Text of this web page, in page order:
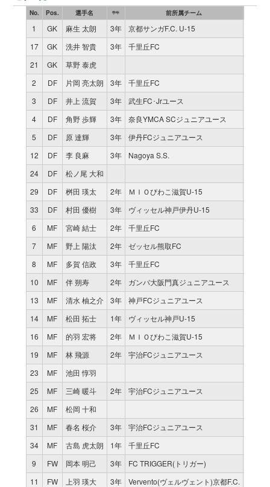
No. Pos. 選手名 学年 前所属チーム
1 GK 麻生 太朗 3年 京都サンガF.C. U-15
17
GK 洗井 智貴 3年 千里丘FC
21
GK 草野 泰虎
2
DF 片岡 亮太朗 3年 千里丘FC
3
DF 井上 流賀 3年 武生FC･Jrユース
4
DF 角野 歩輝 3年 奈良YMCA SCジュニアユース
5
DF 原 達輝 3年 伊丹FCジュニアユース
12
DF 李 良麻 3年 Nagoya S.S.
24
DF 松ノ尾 大和
29
DF 桝田 瑛太 2年 ＭＩＯびわこ滋賀U-15
33
DF 村田 優樹 3年 ヴィッセル神戸伊丹U-15
6
MF 宮崎 結士 2年 千里丘FC
7
MF 野上 陽汰 2年 ゼッセル熊取FC
8
MF 多賀 信政 3年 千里丘FC
10
MF 伴 朔寿 2年 ガンバ大阪門真ジュニアユース
13
MF 清水 柚之介 3年 神戸FCジュニアユース
14
MF 松田 拓士 1年 ヴィッセル神戸U-15
16
MF 的羽 宏将 2年 ＭＩＯびわこ滋賀U-15
19
MF 林 飛源 2年 宇治FCジュニアユース
23
MF 池田 惇羽
25
MF 三崎 暖斗 2年 宇治FCジュニアユース
26
MF 松岡 十和
31
MF 春名 桜介 3年 宇治FCジュニアユース
34
MF 古島 虎太朗 1年 千里丘FC
9
FW 岡本 明己 3年 FC TRIGGER(トリガー)
11
FW 上羽 瑛大 3年 Vervento(ヴェルヴェント)京都F.C.